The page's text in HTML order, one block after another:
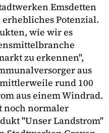
Emsdetten
erhebliches Potenzial.
wie wir es
zu erkennen",
aus
rund 100
aus einem Windrad.
noch normaler
"Unser Landstrom"